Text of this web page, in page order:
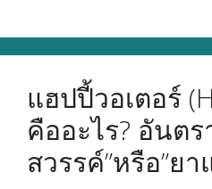
แฮปปี้วอเตอร์
คืออะไร? อันตร
สวรรค์”หรือ”ยา